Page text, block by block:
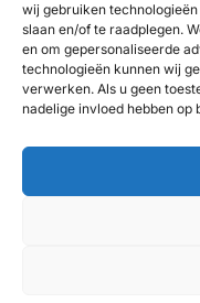
wij gebruiken
slaan en/of te raadplegen.
en om gepersonaliseerde
technologieën kunnen wij
verwerken. Als u geen
nadelige invloed hebben op